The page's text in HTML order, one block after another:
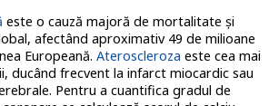
este o cauză majoră de mortalitate și
afectând aproximativ 49 de milioane
Europeană. Ateroscleroza este cea mai
ducând frecvent la infarct miocardic sau
Pentru a cuantifica gradul de